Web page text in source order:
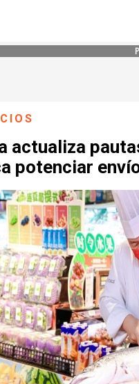
actualiza
potenciar